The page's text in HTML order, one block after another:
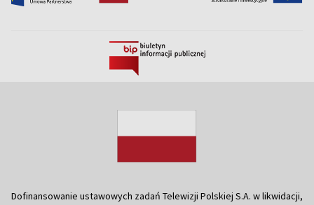
Dofinansowanie ustawowych zadań Telewizji Polskiej S.A. w likwidacji,